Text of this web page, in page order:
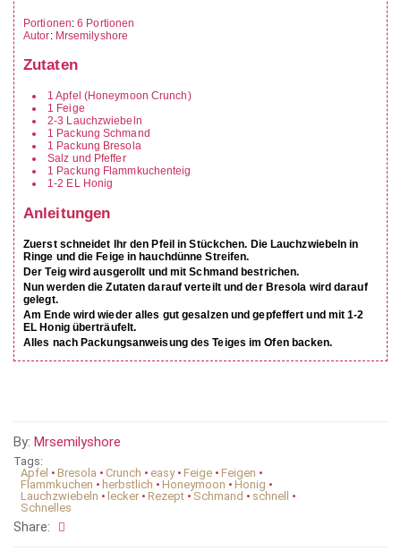
Portionen:6 Portionen
Autor: Mrsemilyshore
Zutaten
1 Apfel (Honeymoon Crunch)
1 Feige
2-3 Lauchzwiebeln
1 Packung Schmand
1 Packung Bresola
Salz und Pfeffer
1 Packung Flammkuchenteig
1-2 EL Honig
Anleitungen
Zuerst schneidet Ihr den Pfeil in Stückchen. Die Lauchzwiebeln in
Ringe und die Feige in hauchdünne Streifen.
Der Teig wird ausgerollt und mit Schmand bestrichen.
Nun werden die Zutaten darauf verteilt und der Bresola wird darauf
gelegt.
Am Ende wird wieder alles gut gesalzen und gepfeffert und mit 1-2
EL Honig überträufelt.
Alles nach Packungsanweisung des Teiges im Ofen backen.
By: Mrsemilyshore
Tags:
Apfel • Bresola • Crunch • easy• Feige • Feigen •
Flammkuchen • herbstlich • Honeymoon • Honig •
Lauchzwiebeln • lecker • Rezept • Schmand • schnell
•
Schnelles
Share: